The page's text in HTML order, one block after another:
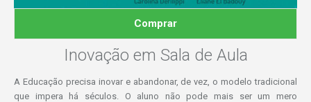
Comprar
Inovação em Sala de Aula
A Educação precisa inovar e abandonar, de vez, o modelo tradicional
que impera há séculos. O aluno não pode mais ser um mero